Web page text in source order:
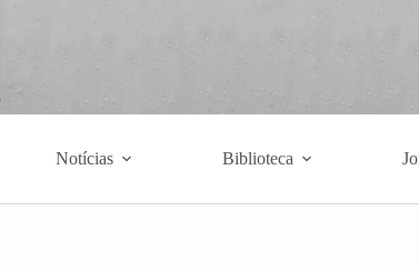
Notícias Biblioteca